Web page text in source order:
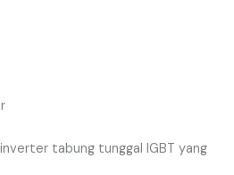
tabung tunggal IGBT yang